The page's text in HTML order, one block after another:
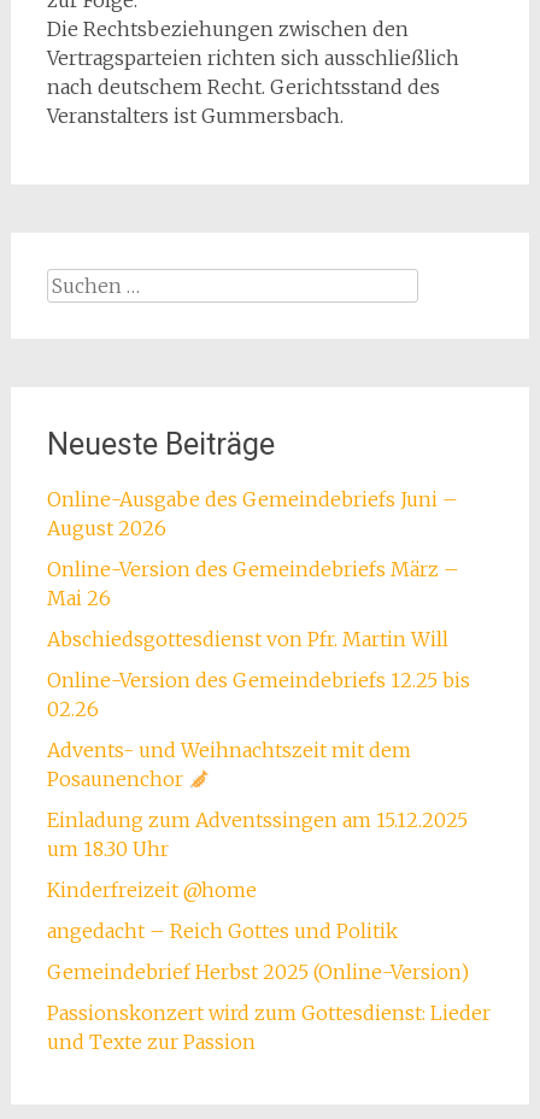
Die Rechtsbeziehungen zwischen den
Vertragsparteien richten sich ausschließlich
nach deutschem Recht. Gerichtsstand des
Veranstalters ist Gummersbach.
Suchen
Neueste Beiträge
Online-Ausgabe des Gemeindebriefs Juni –
August 2026
Online-Version des Gemeindebriefs März –
Mai 26
Abschiedsgottesdienst von Pfr. Martin Will
Online-Version des Gemeindebriefs 12.25 bis
02.26
Advents- und Weihnachtszeit mit dem
Posaunenchor
Einladung zum Adventssingen am 15.12.2025
um 18.30 Uhr
Kinderfreizeit @home
angedacht – Reich Gottes und Politik
Gemeindebrief Herbst 2025 (Online-Version)
Passionskonzert wird zum Gottesdienst: Lieder
und Texte zur Passion